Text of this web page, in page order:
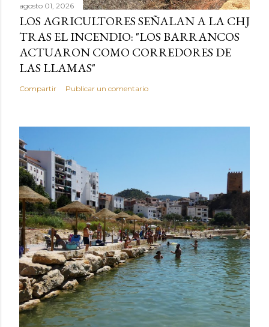
agosto 01, 2026
LOS AGRICULTORES SEÑALAN A LA CHJ
TRAS EL INCENDIO: "LOS BARRANCOS
ACTUARON COMO CORREDORES DE
LAS LLAMAS"
Compartir Publicar un comentario